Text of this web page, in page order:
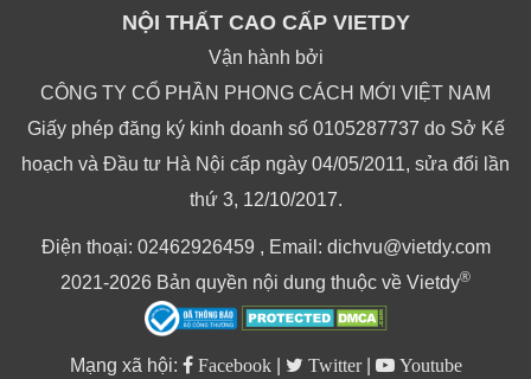
NỘI THẤT CAO CẤP VIETDY
Vận hành bởi
CÔNG TY CỔ PHẦN PHONG CÁCH MỚI VIỆT NAM
Giấy phép đăng ký kinh doanh số 0105287737 do Sở Kế
hoạch và Đầu tư Hà Nội cấp ngày 04/05/2011, sửa đổi lần
thứ 3, 12/10/2017.
Điện thoại: 02462926459 , Email: dichvu@vietdy.com
2021-2026 Bản quyền nội dung thuộc về Vietdy®
Mạng xã hội: Facebook Twitter Youtube